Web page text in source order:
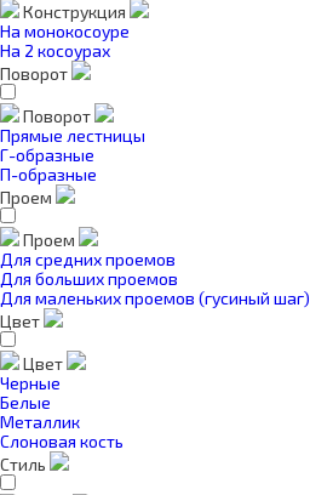
Конструкция
На монокосоуре
На 2 косоурах
Поворот
Поворот
Прямые лестницы
Г-образные
П-образные
Проем
Проем
Для средних проемов
Для больших проемов
Для маленьких проемов (гусиный шаг)
Цвет
Цвет
Черные
Белые
Металлик
Слоновая кость
Стиль